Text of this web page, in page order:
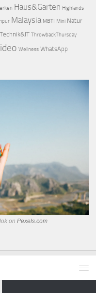
Haus&Garten Highlands
Malaysia MBTI Mini Natur
Technik&IT ThrowbackThursday
Wellness WhatsApp
on Pexels.com